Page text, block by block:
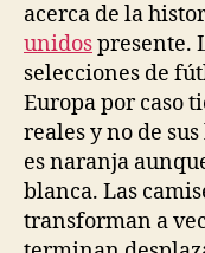
acerca de la
unidospresente.
selecciones de
Europa por caso
reales y no de
es naranja
blanca. Las
transforman a